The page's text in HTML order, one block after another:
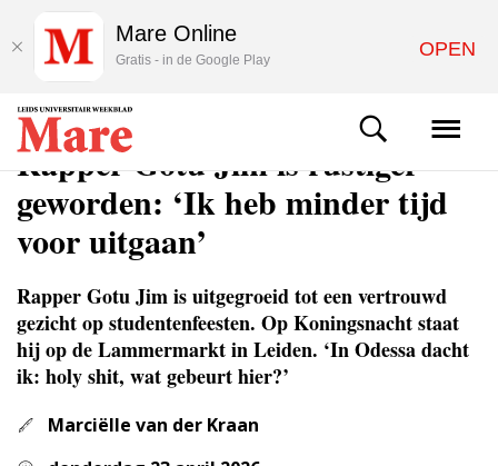
CULTUUR
Rapper Gotu Jim is rustiger
geworden: ‘Ik heb minder tijd
voor uitgaan’
Rapper Gotu Jim is uitgegroeid tot een vertrouwd
gezicht op studentenfeesten. Op Koningsnacht staat
hij op de Lammermarkt in Leiden. ‘In Odessa dacht
ik: holy shit, wat gebeurt hier?’
Marciëlle van der Kraan
Mare Online
Gratis - in de Google Play OPEN